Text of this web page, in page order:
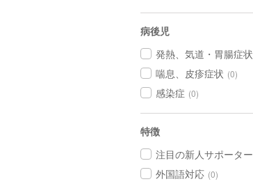
病後児
発熱、気道・胃腸症状
喘息、皮疹症状 (0)
感染症 (0)
特徴
注目の新人サポーター
外国語対応 (0)